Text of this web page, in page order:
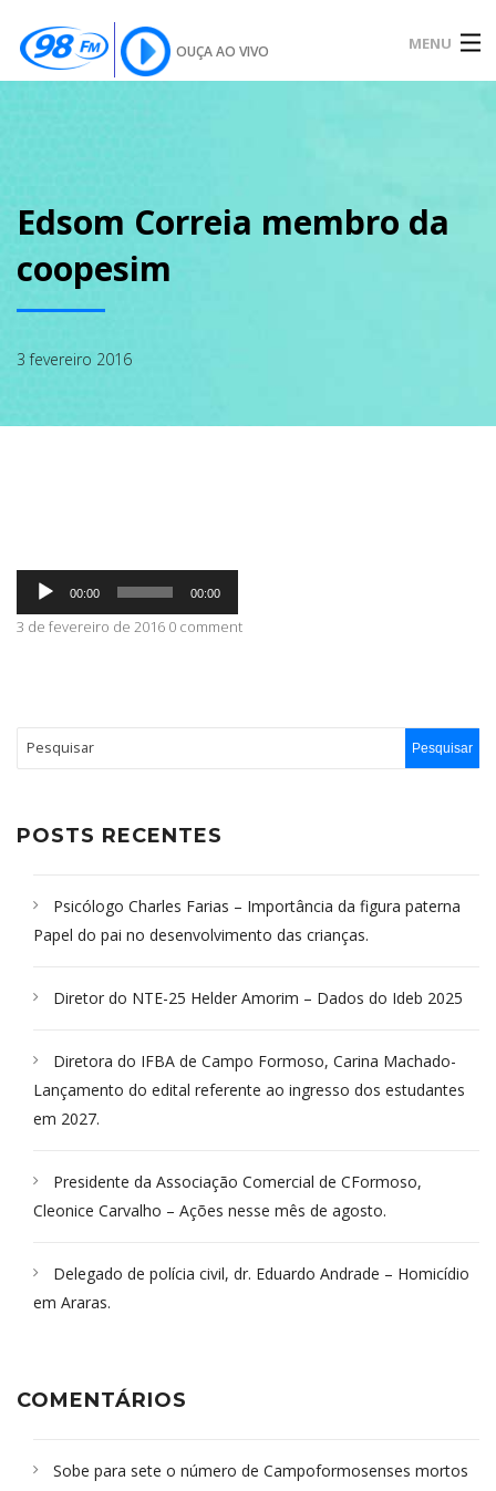
OUÇA AO VIVO MENU
SOBRE
NOTÍCIAS
CONTATO
Edsom Correia membro da
coopesim
3 fevereiro 2016
Tocador
áudio
00:00 00:00
3 de fevereiro de 2016 0 comment
POSTS RECENTES
Psicólogo Charles Farias – Importância da figura paterna
Papel do pai no desenvolvimento das crianças.
Diretor do NTE-25 Helder Amorim – Dados do Ideb 2025
Diretora do IFBA de Campo Formoso, Carina Machado-
Lançamento do edital referente ao ingresso dos estudantes
em 2027.
Presidente da Associação Comercial de CFormoso,
Cleonice Carvalho – Ações nesse mês de agosto.
Delegado de polícia civil, dr. Eduardo Andrade – Homicídio
em Araras.
COMENTÁRIOS
Sobe para sete o número de Campoformosenses mortos